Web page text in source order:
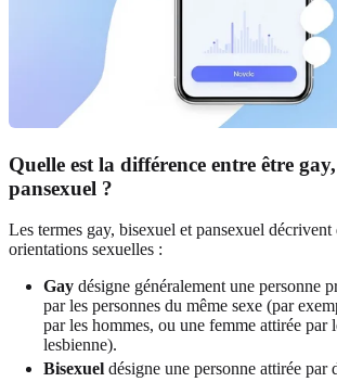
Quelle est la différence entre être
pansexuel ?
Les termes gay, bisexuel et pansexuel décrivent
orientations sexuelles :
Gay désigne généralement une personne
par les personnes du même sexe (par
par les hommes, ou une femme attirée par
lesbienne).
Bisexuel désigne une personne attirée par